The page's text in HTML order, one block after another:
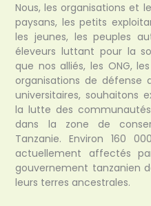
Nous, les organisations et
paysans, les petits
les jeunes, les peuples
éleveurs luttant pour la
que nos alliés, les ONG,
organisations de défense
universitaires, souhaitons
la lutte des
dans la zone de
Tanzanie. Environ 160
actuellement affectés
gouvernement tanzanien
leurs terres ancestrales.